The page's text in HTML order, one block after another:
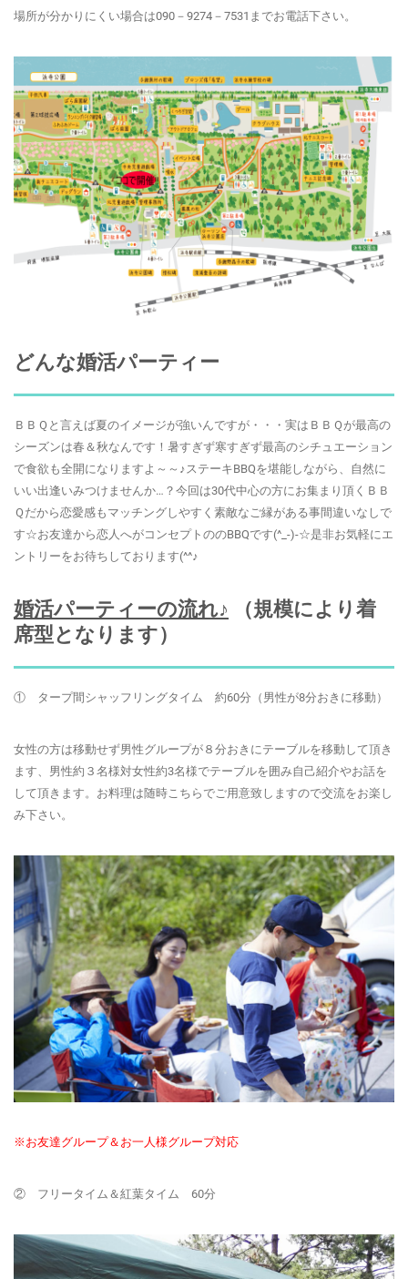
場所が分かりにくい場合は090－9274－7531までお電話下さい。
どんな婚活パーティー
ＢＢＱと言えば夏のイメージが強いんですが・・・実はＢＢＱが最高の
シーズンは春＆秋なんです！暑すぎず寒すぎず最高のシチュエーション
で食欲も全開になりますよ～～♪ステーキBBQを堪能しながら、自然に
いい出逢いみつけませんか…？今回は30代中心の方にお集まり頂くＢＢ
Ｑだから恋愛感もマッチングしやすく素敵なご縁がある事間違いなしで
す☆お友達から恋人へがコンセプトののBBQです(^_-)-☆是非お気軽にエ
ントリーをお待ちしております(^^♪
婚活パーティーの流れ♪ （規模により着
席型となります）
① タープ間シャッフリングタイム 約60分（男性が8分おきに移動）
女性の方は移動せず男性グループが８分おきにテーブルを移動して頂き
ます、男性約３名様対女性約3名様でテーブルを囲み自己紹介やお話を
して頂きます。お料理は随時こちらでご用意致しますので交流をお楽し
み下さい。
※お友達グループ＆お一人様グループ対応
② フリータイム＆紅葉タイム 60分